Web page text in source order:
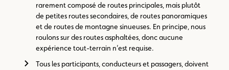
rarement composé de routes principales, mais plutôt
de petites routes secondaires, de routes panoramiques
et de routes de montagne sinueuses. En principe, nous
roulons sur des routes asphaltées, donc aucune
expérience tout-terrain n’est requise.
Tous les participants, conducteurs et passagers, doivent